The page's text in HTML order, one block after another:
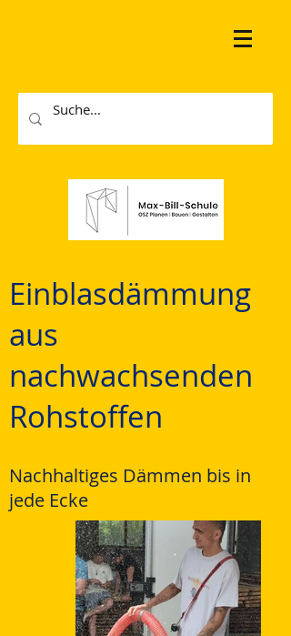
Einblasdämmung
aus
nachwachsenden
Rohstoffen
Nachhaltiges Dämmen bis in
jede Ecke